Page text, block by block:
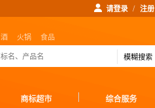
请登录 / 注册
火锅
食品
商标超市 综合服务